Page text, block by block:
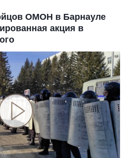
ОМОН в Барнауле
акция в